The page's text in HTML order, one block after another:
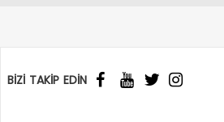
BİZİ TAKİP EDİN